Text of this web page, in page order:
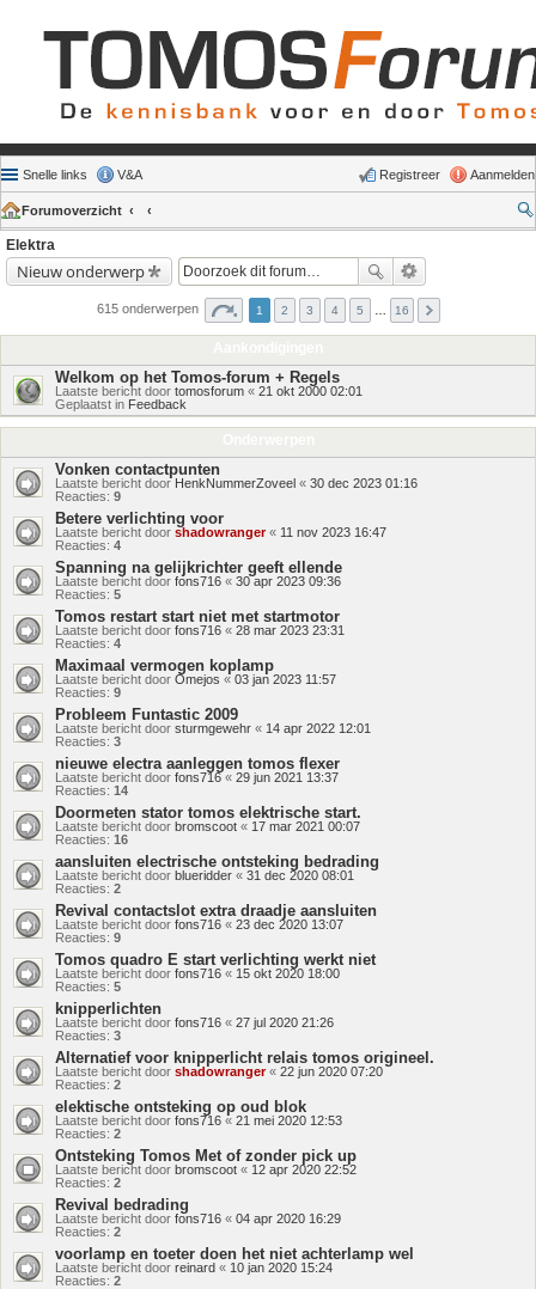
Snelle links V&A Aanmelden
Registreer
Forumoverzicht
Elektra
Nieuw onderwerp
615 onderwerpen 1 2 3 4 5 16
Welkom op het Tomos-forum + Regels
Laatste bericht door tomosforum « 21 okt 2000 02:01
Geplaatst in Feedback
Vonken contactpunten
Laatste bericht door HenkNummerZoveel « 30 dec 2023 01:16
Reacties: 9
Betere verlichting voor
Laatste bericht door shadowranger« 11 nov 2023 16:47
Reacties: 4
Spanning na gelijkrichter geeft ellende
Laatste bericht door fons716 « 30 apr 2023 09:36
Reacties: 5
Tomos restart start niet met startmotor
Laatste bericht door fons716 « 28 mar 2023 23:31
Reacties: 4
Maximaal vermogen koplamp
Laatste bericht door Omejos « 03 jan 2023 11:57
Reacties: 9
Probleem Funtastic 2009
Laatste bericht door sturmgewehr « 14 apr 2022 12:01
Reacties: 3
nieuwe electra aanleggen tomos flexer
Laatste bericht door fons716« 29 jun 2021 13:37
Reacties: 14
Doormeten stator tomos elektrische start.
Laatste bericht door bromscoot « 17 mar 2021 00:07
Reacties: 16
aansluiten electrische ontsteking bedrading
Laatste bericht door blueridder « 31 dec 2020 08:01
Reacties: 2
Revival contactslot extra draadje aansluiten
Laatste bericht door fons716 « 23 dec 2020 13:07
Reacties: 9
Tomos quadro E start verlichting werkt niet
Laatste bericht door fons716 « 15 okt 2020 18:00
Reacties: 5
knipperlichten
Laatste bericht door fons716 « 27 jul 2020 21:26
Reacties: 3
Alternatief voor knipperlicht relais tomos origineel.
Laatste bericht door shadowranger« 22 jun 2020 07:20
Reacties: 2
elektische ontsteking op oud blok
Laatste bericht door fons716 « 21 mei 2020 12:53
Reacties: 2
Ontsteking Tomos Met of zonder pick up
Laatste bericht door bromscoot « 12 apr 2020 22:52
Reacties: 2
Revival bedrading
Laatste bericht door fons716 « 04 apr 2020 16:29
Reacties: 2
voorlamp en toeter doen het niet achterlamp wel
Laatste bericht door reinard « 10 jan 2020 15:24
Reacties: 2